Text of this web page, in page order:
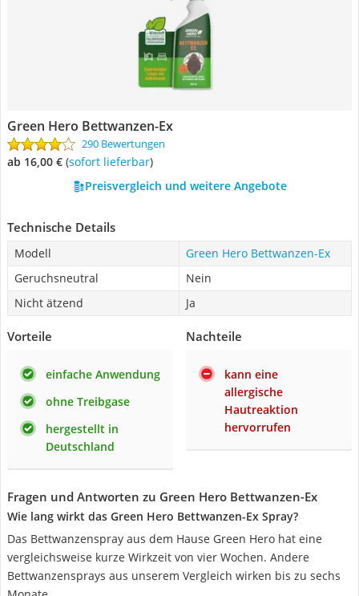
Green Hero Bettwanzen-Ex
290 Bewertungen
ab 16,00 € ( Sofort lieferbar)
Preisvergleich und weitere Angebote
Technische Details
Modell
Green Hero Bettwanzen-Ex
Geruchsneutral
Nein
Nicht ätzend
Ja
Vorteile
einfache Anwendung
ohne Treibgase
hergestellt in
Deutschland
Nachteile
kann eine
allergische
Hautreaktion
hervorrufen
Fragen und Antworten zu Green Hero Bettwanzen-Ex
Wie lang wirkt das Green Hero Bettwanzen-Ex Spray?
Das Bettwanzenspray aus dem Hause Green Hero hat eine
vergleichsweise kurze Wirkzeit von vier Wochen. Andere
Bettwanzensprays aus unserem Vergleich wirken bis zu sechs